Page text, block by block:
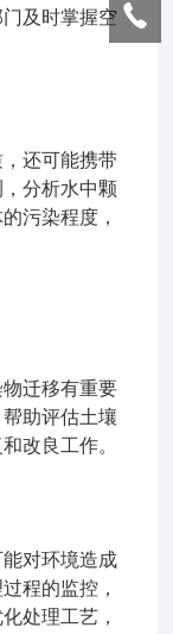
及时掌握空
还可能携带
分析水中颗
污染程度，
迁移有重要
助评估土壤
改良工作。
对环境造成
程的监控，
处理工艺，